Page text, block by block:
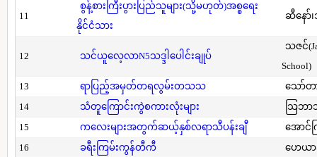
11
စွန့်စားကြီးပွားပြည်သူများ(သို့မဟုတ်)အစ္စရေး
နိုင်ငံသား
ဆီနော်၊
12 သင်ယူလေ့လာN5သဒ္ဒါပေါင်းချုပ်
သဇင်
School)
13
ရာပြည့်အမှတ်တရလွမ်းတသသ
သော်တ
14
သံတူကြောင်းကွဲစကားလုံးများ
သြဘာ
15
ကလေးများအတွက်ဆယ့်နှစ်လရာသီပန်းချီ
အောင်
16
ခရီးကြမ်းကွန်တီကီ
ဟေယာ